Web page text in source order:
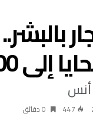
حالة سنة 2025
أنس
447 0 ‫دقائق‬